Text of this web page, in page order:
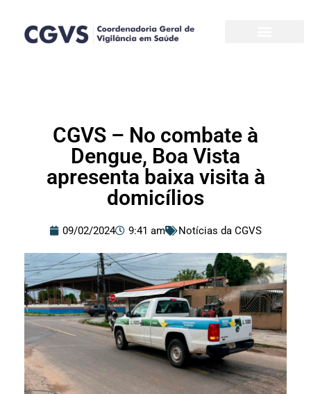
Pular
CGVS – No combate à
Dengue, Boa Vista
apresenta baixa visita à
domicílios
09/02/2024 9:41 am Notícias da CGVS